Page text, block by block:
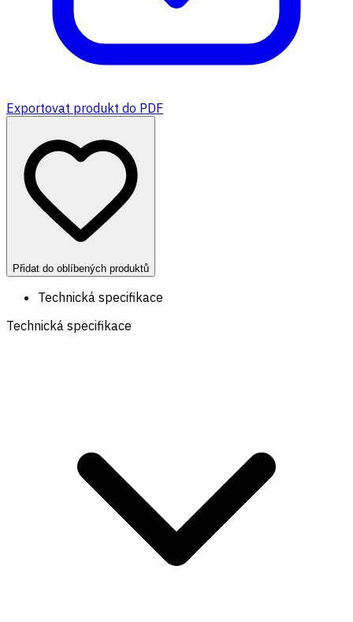
Exportovat produkt do PDF
Přidat do oblíbených produktů
Technická specifikace
Technická specifikace